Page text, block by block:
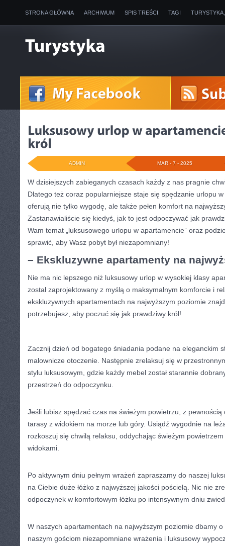
STRONA GŁÓWNA ARCHIWUM SPIS TREŚCI TAGI
MAR - 7 - 2025
ADMIN
W dzisiejszych zabieganych czasach każdy z nas pragnie
Dlatego też coraz⁣ popularniejsze staje się spędzanie urlopu
oferują nie tylko wygodę, ale‌ także⁢ pełen komfort na
Zastanawialiście ​się ⁢kiedyś, jak to jest‍ odpoczywać jak
Wam temat „luksusowego​ urlopu ​w apartamencie” oraz
sprawić, aby‍ Wasz pobyt był niezapomniany!
– Ekskluzywne apartamenty na
Nie ma ⁣nic lepszego ​niż luksusowy urlop w wysokiej⁣ klasy⁤
został zaprojektowany z myślą o⁣ maksymalnym‍ komforcie ⁢i
ekskluzywnych apartamentach na ⁢najwyższym poziomie
potrzebujesz, aby ‍poczuć się jak prawdziwy król!
Zacznij dzień od bogatego śniadania podane‍ na eleganckim
malownicze otoczenie. Następnie zrelaksuj się w
stylu luksusowym, gdzie⁢ każdy mebel‍ został starannie
przestrzeń do odpoczynku.
Jeśli lubisz spędzać czas na świeżym powietrzu, ⁢z
tarasy z widokiem na morze lub góry. Usiądź ⁢wygodnie na
rozkoszuj ⁢się‌ chwilą relaksu, oddychając świeżym
widokami.
Po aktywnym dniu pełnym wrażeń zapraszamy do naszej
na ‍Ciebie duże ‍łóżko‌ z najwyższej jakości​ pościelą.⁣ Nic nie
odpoczynek w⁣ komfortowym łóżku ‍po intensywnym dniu
W naszych⁢ apartamentach na najwyższym poziomie dbamy⁢
naszym gościom ‍niezapomniane⁢ wrażenia ⁣i luksusowy